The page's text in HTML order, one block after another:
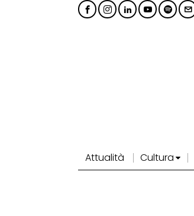
Attualità Cultura